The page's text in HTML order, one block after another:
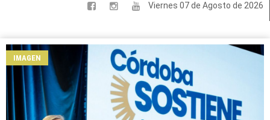
Viernes 07 de Agosto de 2026
LOCALES
DEPORTES
ESPECTACULOS
IMAGEN